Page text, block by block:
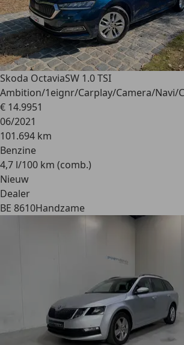
Skoda OctaviaSW 1.0 TSI
Ambition/1eignr/Carplay/Camera/Navi/
€ 14.9951
06/2021
101.694 km
Benzine
4,7 l/100 km (comb.)
Nieuw
Dealer
BE 8610Handzame